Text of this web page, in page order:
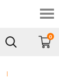
0
|